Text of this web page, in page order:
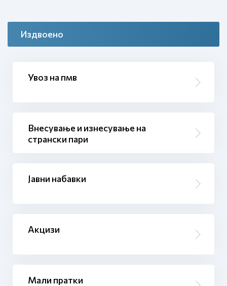
Издвоено
Увоз на пмв
Внесување и изнесување на
странски пари
Јавни набавки
Акцизи
Мали пратки